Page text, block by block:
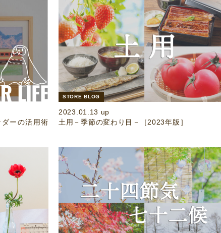
ーの活用術
STORE BLOG
2023.01.13 up
土用－季節の変わり目－［2023年版］